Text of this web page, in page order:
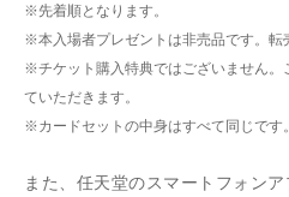
※先着順となります。
※本入場者プレゼントは非売品です。転
※チケット購入特典ではございません。
ていただきます。
※カードセットの中身はすべて同じです。
また、任天堂のスマートフォン